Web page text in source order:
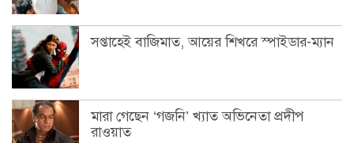
সপ্তাহেই বাজিমাত, আয়ের শিখরে স্পাইডার-ম্যান
মারা গেছেন ‘গজনি’ খ্যাত অভিনেতা প্রদীপ
রাওয়াত